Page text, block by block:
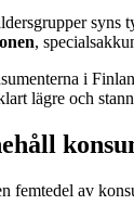
syns
,
i
lägre och
femtedel av